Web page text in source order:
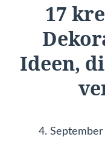
17
Ideen,
4.